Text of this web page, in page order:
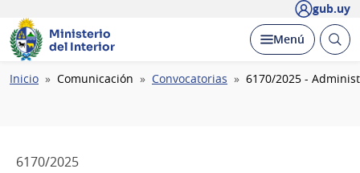
gub.uy
Ministerio
del Interior
Desplegar
Menú Abrir
Ruta
Inicio Comunicación Convocatorias 6170/2025 -
6170/2025